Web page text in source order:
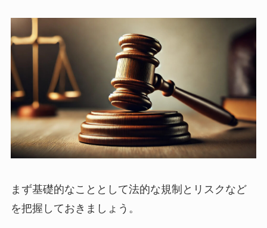
まず基礎的なこととして法的な規制とリスクなど
を把握しておきましょう。